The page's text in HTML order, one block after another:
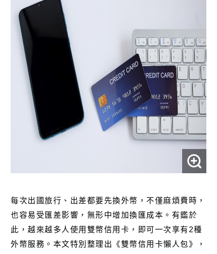
每次出國旅行、出差都要先換外幣 ，不僅麻煩費時，
也容易受匯差影響，無形中增加換匯成本。有鑑於
此，越來越多人使用雙幣信用卡，即可一次享有 2種
外幣服務。本文特別整理出《雙幣信用卡懶人包》，